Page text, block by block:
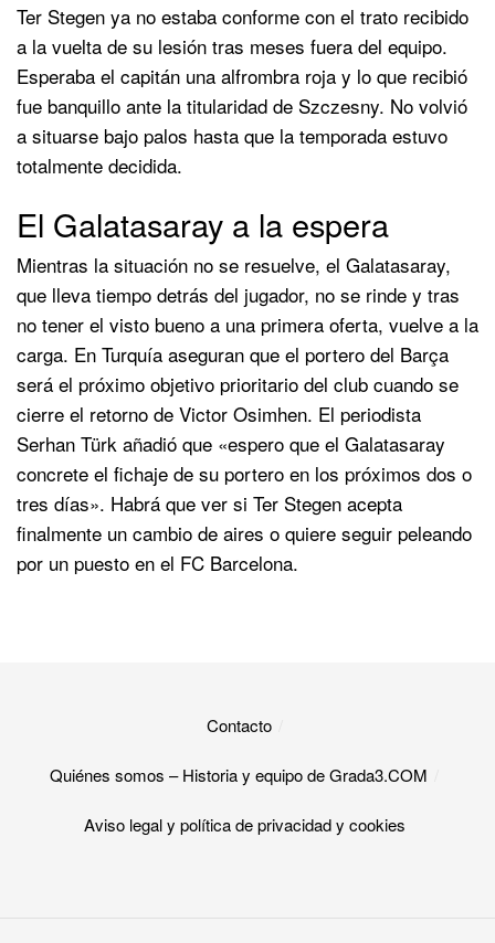
Ter Stegen ya no estaba conforme con el trato recibido
a la vuelta de su lesión tras meses fuera del equipo.
Esperaba el capitán una alfrombra roja y lo que recibió
fue banquillo ante la titularidad de Szczesny. No volvió
a situarse bajo palos hasta que la temporada estuvo
totalmente decidida.
El Galatasaray a la espera
Mientras la situación no se resuelve, el Galatasaray,
que lleva tiempo detrás del jugador, no se rinde y tras
no tener el visto bueno a una primera oferta, vuelve a la
carga. En Turquía aseguran que el portero del Barça
será el próximo objetivo prioritario del club cuando se
cierre el retorno de Victor Osimhen. El periodista
Serhan Türk añadió que «espero que el Galatasaray
concrete el fichaje de su portero en los próximos dos o
tres días». Habrá que ver si Ter Stegen acepta
finalmente un cambio de aires o quiere seguir peleando
por un puesto en el FC Barcelona.
Contacto
Quiénes somos – Historia y equipo de Grada3.COM
Aviso legal y política de privacidad y cookies​